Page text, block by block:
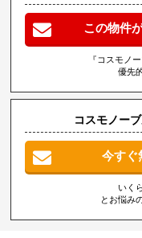
この物件
『コスモノ
優先
コスモノー
今すぐ
いく
とお悩み